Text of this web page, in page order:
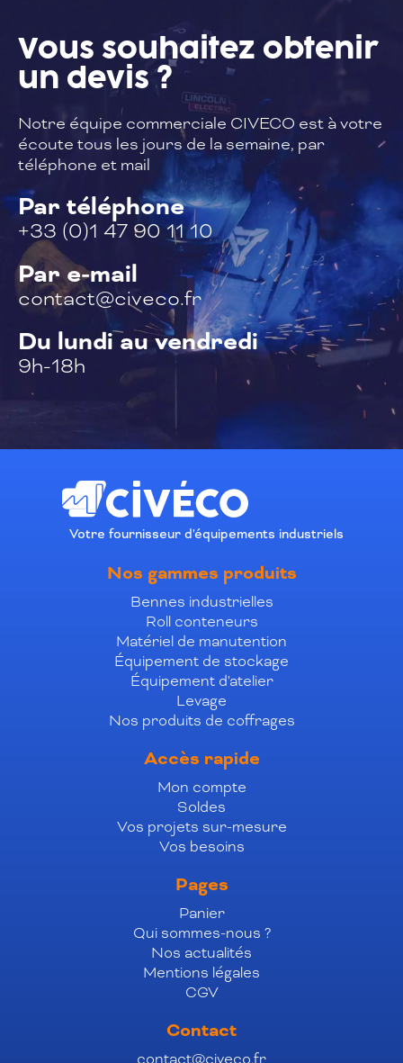
Vous souhaitez obtenir
un devis ?
Notre équipe commerciale CIVECO est àvotre
écoute tous les jours de la semaine, par
téléphone et mail
Par téléphone
+33 (0)1 47 90 11 10
Par e-mail
contact@civeco.fr
Du lundi au vendredi
9h-18h
Votre fournisseur d'équipements industriels
Nos gammes produits
Bennes industrielles
Roll conteneurs
Matériel de manutention
Équipement de stockage
Équipement d'atelier
Levage
Nos produits de coffrages
Accès rapide
Mon compte
Soldes
Vos projets sur-mesure
Vos besoins
Pages
Panier
Qui sommes-nous ?
Nos actualités
Mentions légales
CGV
Contact
contact@civeco.fr